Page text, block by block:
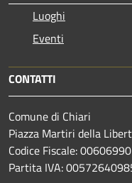
Luoghi
Eventi
CONTATTI
Comune di Chiari
Piazza Martiri della
Codice Fiscale:
Partita IVA: